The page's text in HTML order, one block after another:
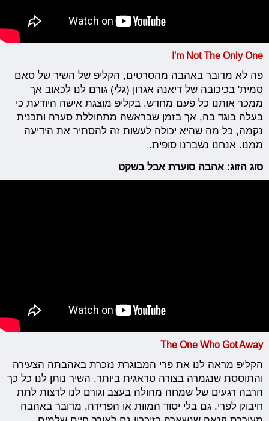
I'm Not The Only One
פה לא מדובר באהבה מהסרטים, הקליפ של השיר של סאם
סמית' בכיכובה של דיאנה אגרון (גלי) גורם לנו לכאוב אך
ממכר אותנו כל פעם מחדש. בקליפ מוצגת אישה היודעת כי
בעלה בוגד בה, אך בזמן שבראשה מתחוללת סערה ותכנית
נקמה, כל מה שהיא יכולה לעשות זה להסתיר את הידיעה
ממנו. אנחנו נשברנו סופית.
סוג הזוג: אהבה סוערת אבל בשקט
The One Who Got Away
הקליפ מראה לנו את פרי המבוגרת נזכרת באהבתה הצעירה
והתוססת שנגמרה בצורה טראגית ביותר. השיר נותן לנו כל כך
הרבה רגעים של שמחה מהולה בעצב וגורם לנו לרצות לתת
חיבוק לפרי. גם בלי יסוד המוות או הפרידה, מדובר באהבה